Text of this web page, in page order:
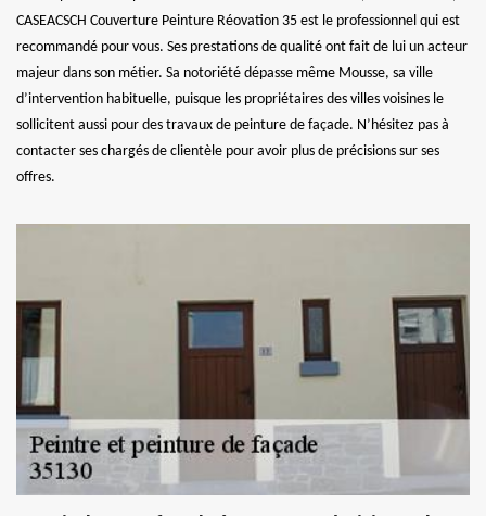
CASEACSCH Couverture Peinture Réovation 35 est le professionnel qui est
recommandé pour vous. Ses prestations de qualité ont fait de lui un acteur
majeur dans son métier. Sa notoriété dépasse même Mousse, sa ville
d’intervention habituelle, puisque les propriétaires des villes voisines le
sollicitent aussi pour des travaux de peinture de façade. N’hésitez pas à
contacter ses chargés de clientèle pour avoir plus de précisions sur ses
offres.